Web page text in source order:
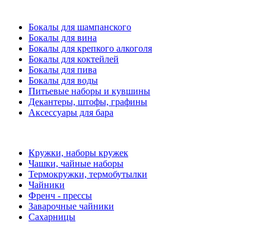
Бокалы для шампанского
Бокалы для вина
Бокалы для крепкого алкоголя
Бокалы для коктейлей
Бокалы для пива
Бокалы для воды
Питьевые наборы и кувшины
Декантеры, штофы, графины
Аксессуары для бара
Кружки, наборы кружек
Чашки, чайные наборы
Термокружки, термобутылки
Чайники
Френч - прессы
Заварочные чайники
Сахарницы